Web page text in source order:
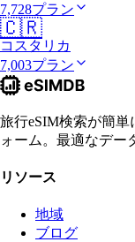
7,728プラン
🇨🇷
コスタリカ
7,003プラン
旅行eSIM検索が簡
ォーム。最適なデー
リソース
地域
ブログ